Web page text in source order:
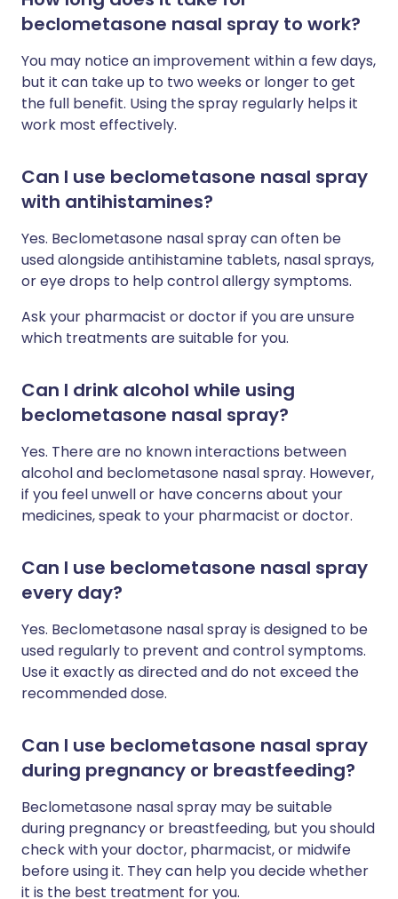
beclometasone nasal spray to work?
You may notice an improvement within a few days,
but it can take up to two weeks or longer to get
the full benefit. Using the spray regularly helps it
work most effectively.
Can I use beclometasone nasal spray
with antihistamines?
Yes. Beclometasone nasal spray can often be
used alongside antihistamine tablets, nasal sprays,
or eye drops to help control allergy symptoms.
Ask your pharmacist or doctor if you are unsure
which treatments are suitable for you.
Can I drink alcohol while using
beclometasone nasal spray?
Yes. There are no known interactions between
alcohol and beclometasone nasal spray. However,
if you feel unwell or have concerns about your
medicines, speak to your pharmacist or doctor.
Can I use beclometasone nasal spray
every day?
Yes. Beclometasone nasal spray is designed to be
used regularly to prevent and control symptoms.
Use it exactly as directed and do not exceed the
recommended dose.
Can I use beclometasone nasal spray
during pregnancy or breastfeeding?
Beclometasone nasal spray may be suitable
during pregnancy or breastfeeding, but you should
check with your doctor, pharmacist, or midwife
before using it. They can help you decide whether
it is the best treatment for you.